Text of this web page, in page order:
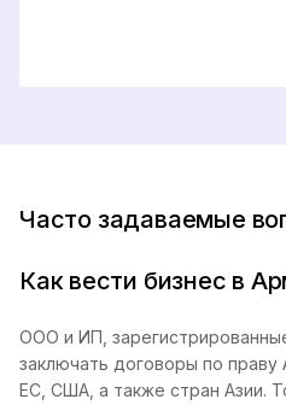
Часто задаваемые
Как вести бизнес в
ООО и ИП,
заключать договоры по праву
ЕС, США, а также стран Азии.